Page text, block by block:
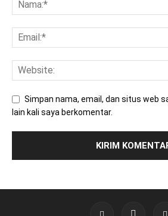
Simpan nama, email, dan situs web
lain kali saya berkomentar.